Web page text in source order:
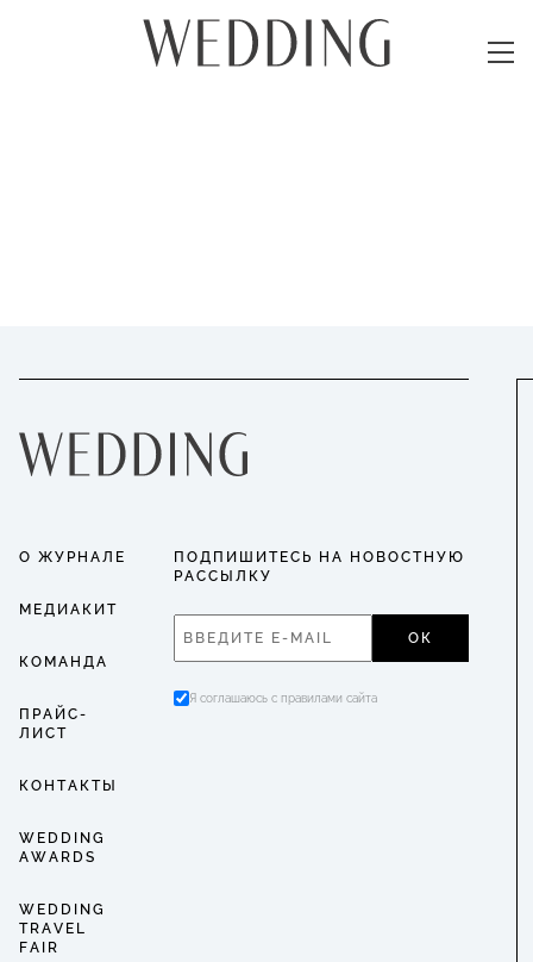
О ЖУРНАЛЕ
МЕДИАКИТ
КОМАНДА
ПРАЙС-
ЛИСТ
КОНТАКТЫ
WEDDING
AWARDS
WEDDING
TRAVEL
FAIR
ПОДПИШИТЕСЬ НА НОВОСТНУЮ
РАССЫЛКУ
ОК
Я соглашаюсь с правилами сайта